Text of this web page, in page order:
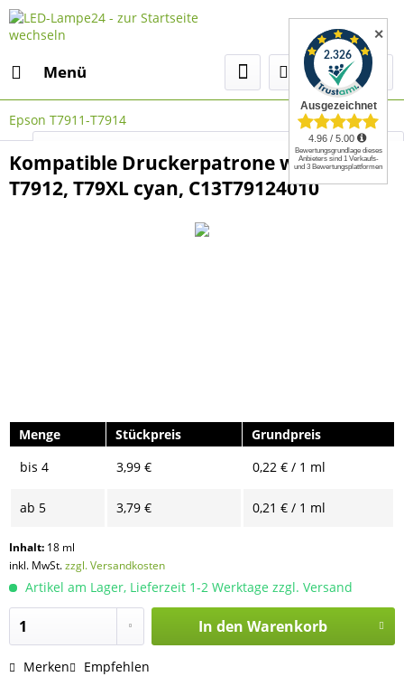
Menü
Select Language▼
Epson T7911-T7914
Kompatible Druckerpatrone wie Epson
T7912, T79XL cyan, C13T79124010
Menge Stückpreis
Grundpreis
bis 4 3,99 € 0,22 € / 1 ml
ab 5 3,79 € 0,21 € / 1 ml
Inhalt: 18 ml
inkl. MwSt.zzgl. Versandkosten
Artikel am Lager, Lieferzeit 1-2 Werktage zzgl. Versand
In den Warenkorb
Merken Empfehlen
✕